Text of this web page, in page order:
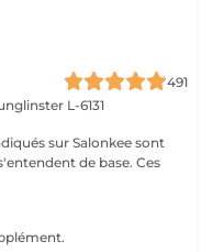
491
L-6131
sur Salonkee sont
de base. Ces